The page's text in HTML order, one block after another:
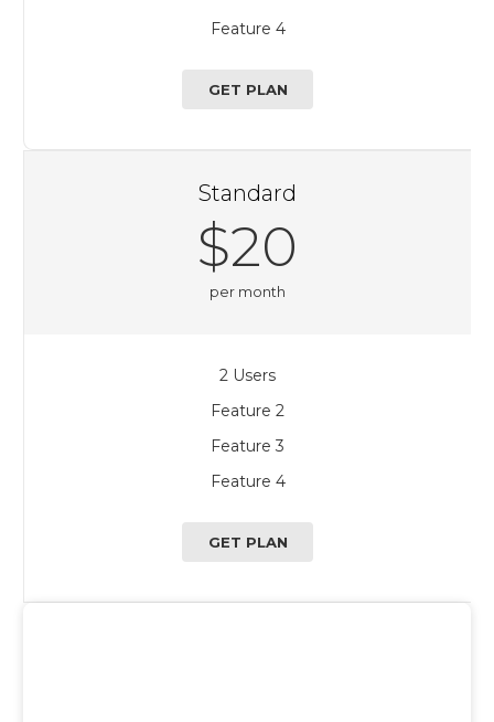
Feature 4
GET PLAN
Standard
$20
per month
2 Users
Feature 2
Feature 3
Feature 4
GET PLAN